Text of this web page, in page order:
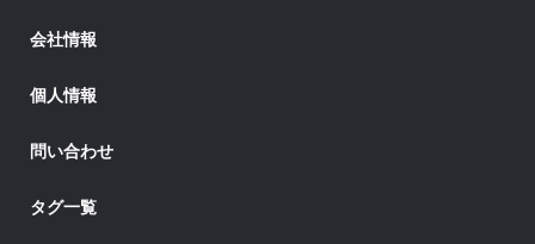
会社情報
個人情報
問い合わせ
タグ一覧